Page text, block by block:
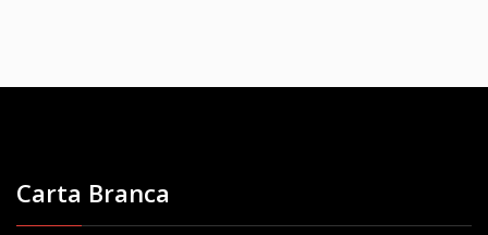
Carta Branca